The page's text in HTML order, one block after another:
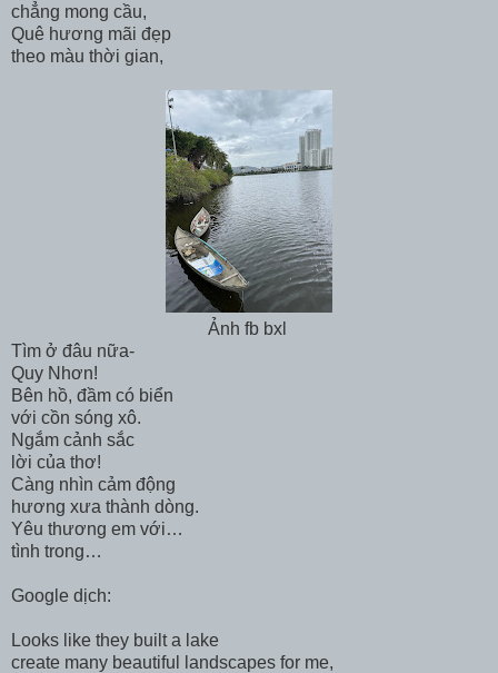
chẳng mong cầu,
Quê hương mãi đẹp
theo màu thời gian,
Ảnh fb bxl
Tìm ở đâu nữa-
Quy Nhơn!
Bên hồ, đầm có biển
với cồn sóng xô.
Ngắm cảnh sắc
lời của thơ!
Càng nhìn cảm động
hương xưa thành dòng.
Yêu thương em với…
tình trong…
Google dịch:
Looks like they built a lake
create many beautiful landscapes for me,